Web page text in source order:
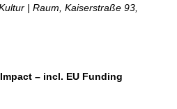
| Raum, Kaiserstraße 93,
– incl. EU Funding